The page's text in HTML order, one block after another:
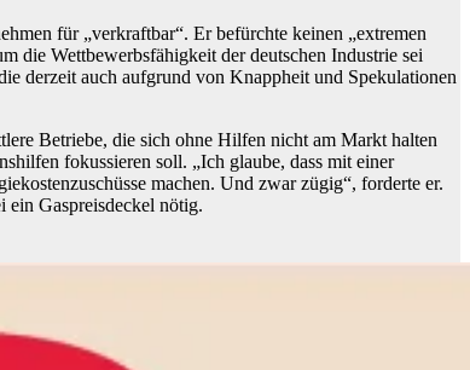
für „verkraftbar“. Er befürchte keinen „extremen
die Wettbewerbsfähigkeit der deutschen Industrie sei
derzeit auch aufgrund von Knappheit und Spekulationen
Betriebe, die sich ohne Hilfen nicht am Markt halten
fokussieren soll. „Ich glaube, dass mit einer
machen. Und zwar zügig“, forderte er.
ein Gaspreisdeckel nötig.